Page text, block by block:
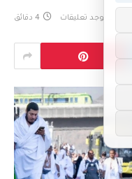
لا توجد تعليقات 4 دقائق